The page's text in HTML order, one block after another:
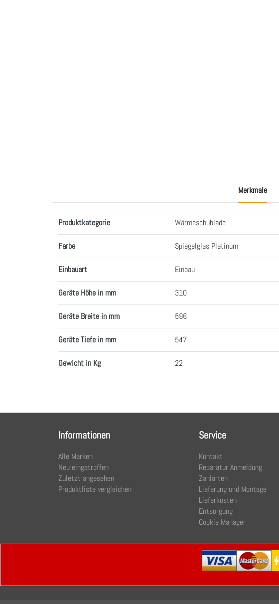
Merkmale
Produktkategorie Wärmeschublade
Farbe Spiegelglas Platinum
Einbauart Einbau
Geräte Höhe in mm 310
Geräte Breite in mm 596
Geräte Tiefe in mm 547
Gewicht in Kg 22
Informationen
Alle Marken
Neu eingetroffen
Zuletzt angesehen
Produktliste vergleichen
Service
Kontakt
Reparatur Anmeldung
Zahlarten
Lieferung und Montage
Lieferkosten
Entsorgung
Cookie Manager